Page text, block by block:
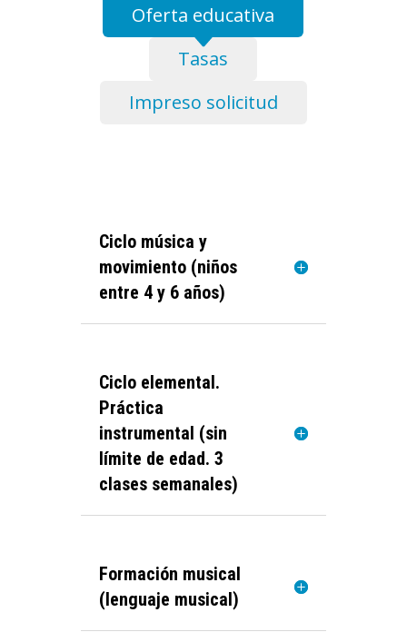
Oferta educativa
Tasas
Impreso solicitud
Ciclo música y
movimiento (niños
entre 4 y 6 años)
Ciclo elemental.
Práctica
instrumental (sin
límite de edad. 3
clases semanales)
Formación musical
(lenguaje musical)